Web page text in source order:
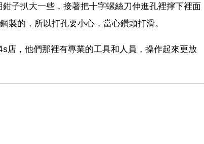
子扒大一些，接著把十字螺絲刀伸進孔裡擰下裡面
製的，所以打孔要小心，當心鑽頭打滑。
店，他們那裡有專業的工具和人員，操作起來更放